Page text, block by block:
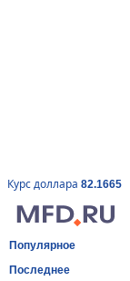
Курс доллара 82.1665
Популярное
Последнее